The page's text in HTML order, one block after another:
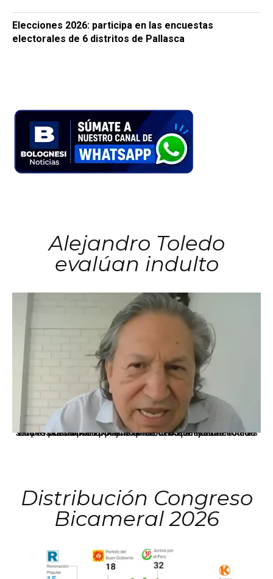
Elecciones 2026: participa en las encuestas
electorales de 6 distritos de Pallasca
Alejandro Toledo
evalúan indulto
La presidenta Keiko Fujimori informó que la solicitud de indulto presentada por el expresidente Alejandro Toledo será evaluada por la Comisión de Gracias Presidenciales conforme al procedimiento establecido.
Distribución Congreso
Bicameral 2026